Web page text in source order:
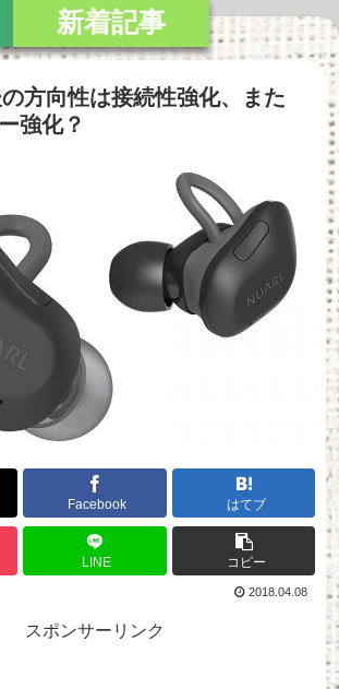
方向性は接続性強化、また
強化？
Facebook はてブ
LINE コピー
2018.04.08
スポンサーリンク